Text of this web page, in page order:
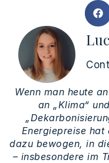
Wenn man heute
an „Klima“
Energiepreise hat
dazu bewogen, in
– insbesondere im